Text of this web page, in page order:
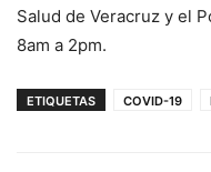
Salud de Veracruz y el
8am a 2pm.
ETIQUETAS COVID-19